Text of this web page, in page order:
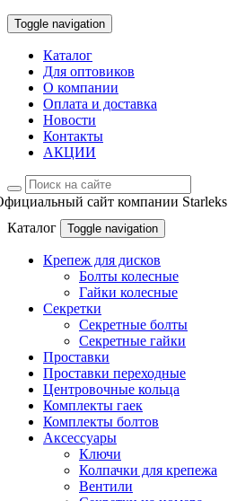
Toggle navigation
Каталог
Для оптовиков
О компании
Оплата и доставка
Новости
Контакты
АКЦИИ
сайт компании Starleks
Каталог
Toggle navigation
Крепеж для дисков
Болты колесные
Гайки колесные
Секретки
Секретные болты
Секретные гайки
Проставки
Проставки переходные
Центровочные кольца
Комплекты гаек
Комплекты болтов
Аксессуары
Ключи
Колпачки для крепежа
Вентили